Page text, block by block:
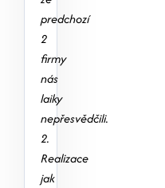
predchozí
2
firmy
nás
laiky
nepřesvědčili.
2.
Realizace
jak